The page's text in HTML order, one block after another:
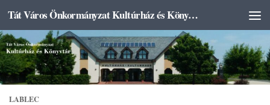
Skip to content Tát Város Önkormányzat Kultúrház és Könyvtár
LABLEC